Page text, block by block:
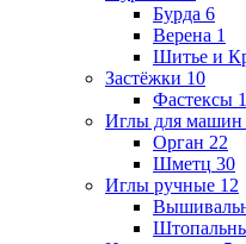
Бурда 6
Верена 1
Шитье и
Застёжки 10
Фастексы
Иглы для машин
Орган 22
Шметц 30
Иглы ручные 12